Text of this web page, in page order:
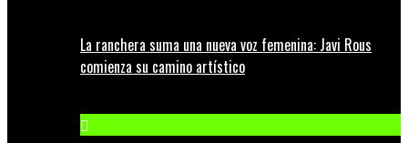
La ranchera suma una nueva voz femenina: Javi Rous
comienza su camino artístico